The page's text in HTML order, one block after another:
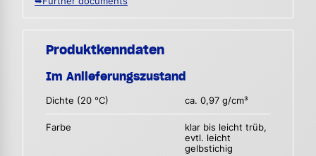
Produktkenndaten
Im Anlieferungszustand
Dichte (20 °C) ca. 0,97 g/cm³
Farbe
klar bis leicht trüb,
evtl. leicht
gelbstichig